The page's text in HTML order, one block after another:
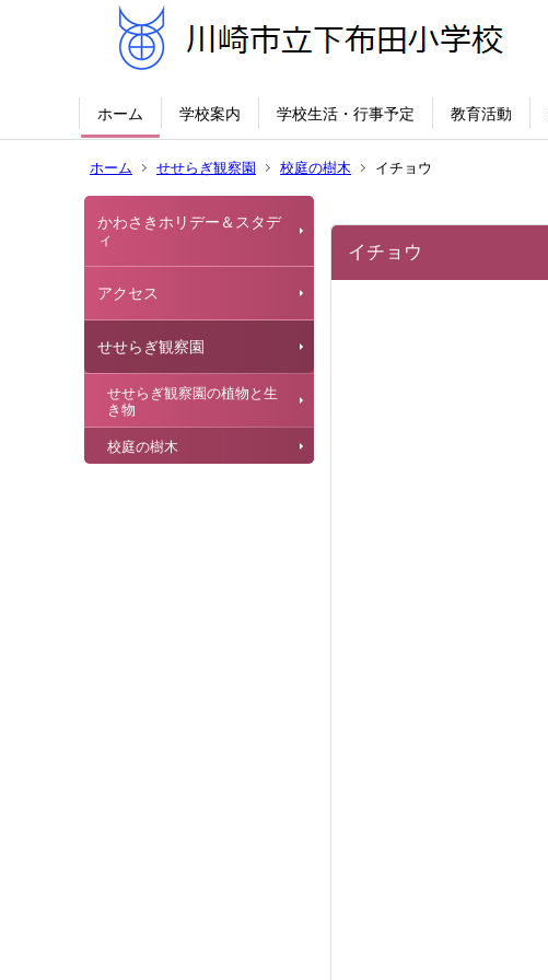
ホーム 学校案内 学校生活・行事予定 教育活動
ホーム せせらぎ観察園 校庭の樹木 イチョウ
かわさきホリデー＆スタデ
ィ
アクセス
せせらぎ観察園
せせらぎ観察園の植物と生
き物
校庭の樹木
イチョウ